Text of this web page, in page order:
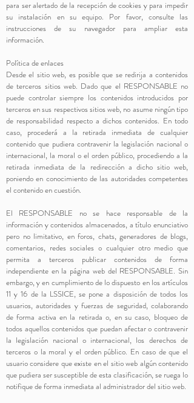
para ser alertado de la recepción de cookies y para impedir
su instalación en su equipo. Por favor, consulte las
instrucciones de su navegador para ampliar esta
información.
Política de enlaces
Desde el sitio web, es posible que se redirija a contenidos
de terceros sitios web. Dado que el RESPONSABLE no
puede controlar siempre los contenidos introducidos por
terceros en sus respectivos sitios web, no asume ningún tipo
de responsabilidad respecto a dichos contenidos. En todo
caso, procederá a la retirada inmediata de cualquier
contenido que pudiera contravenir la legislación nacional o
internacional, la moral o el orden público, procediendo a la
retirada inmediata de la redirección a dicho sitio web,
poniendo en conocimiento de las autoridades competentes
el contenido en cuestión.
El RESPONSABLE no se hace responsable de la
información y contenidos almacenados, a título enunciativo
pero no limitativo, en foros, chats, generadores de blogs,
comentarios, redes sociales o cualquier otro medio que
permita a terceros publicar contenidos de forma
independiente en la página web del RESPONSABLE. Sin
embargo, y en cumplimiento de lo dispuesto en los artículos
11 y 16 de la LSSICE, se pone a disposición de todos los
usuarios, autoridades y fuerzas de seguridad, colaborando
de forma activa en la retirada o, en su caso, bloqueo de
todos aquellos contenidos que puedan afectar o contravenir
la legislación nacional o internacional, los derechos de
terceros o la moral y el orden público. En caso de que el
usuario considere que existe en el sitio web algún contenido
que pudiera ser susceptible de esta clasificación, se ruega lo
notifique de forma inmediata al administrador del sitio web.